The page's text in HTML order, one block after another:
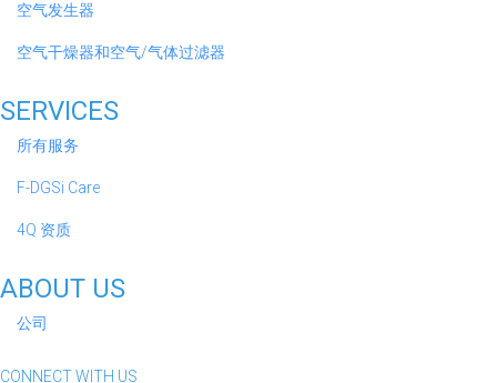
空气发生器
空气干燥器和空气/气体过滤器
SERVICES
所有服务
F-DGSi Care
4Q 资质
ABOUT US
公司
CONNECT WITH US